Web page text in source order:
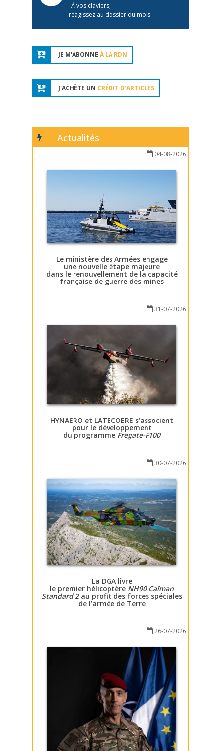
À vos claviers,
réagissez au dossier du mois
JE M'ABONNE À LA RDN
J'ACHÈTE UN CRÉDIT D'ARTICLES
Actualités
04-08-2026
Le ministère des Armées engage
une nouvelle étape majeure
dans le renouvellement de la capacité
française de guerre des mines
31-07-2026
HYNAERO et LATECOERE s’associent
pour le développement
du programme Fregate-F100
30-07-2026
La DGA livre
le premier hélicoptère NH90 Caïman
Standard 2au profit des forces spéciales
de l’armée de Terre
26-07-2026